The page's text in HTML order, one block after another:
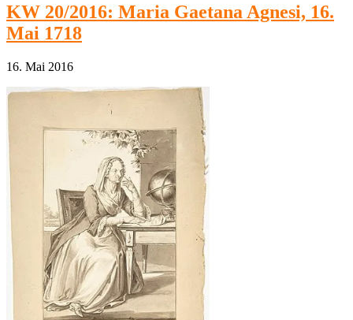
KW 20/2016: Maria Gaetana Agnesi, 16.
Mai 1718
16. Mai 2016